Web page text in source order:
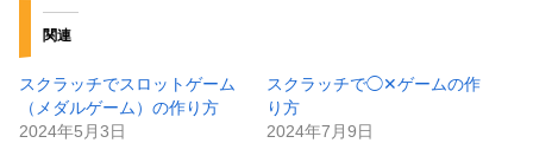
関連
スクラッチでスロットゲーム
（メダルゲーム）の作り方
2024年5月3日
スクラッチで◯✕ゲームの作
り方
2024年7月9日